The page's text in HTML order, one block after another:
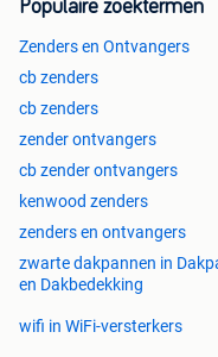
Online ondertitels
beschikbaar
Universal Search
zoekt en bewaar
Snelle en Stabiele
DankzijDual-Band WiFi
Ethernet-poortgeniet je
Populaire zoektermen
Zenders en Ontvangers
cb zenders
cb zenders
zender ontvangers
cb zender ontvangers
kenwood zenders
zenders en ontvangers
zwarte dakpannen in
en Dakbedekking
wifi in WiFi-versterkers